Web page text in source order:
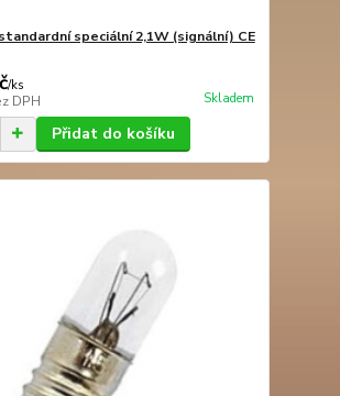
speciální 2,1W (signální) CE
/ks
DPH Skladem
Přidat do košíku